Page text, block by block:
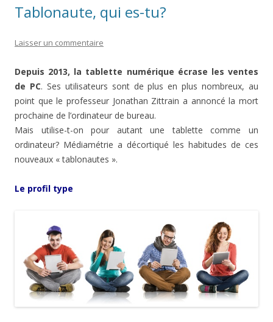
Tablonaute, qui es-tu?
Laisser un commentaire
Depuis 2013, la tablette numérique écrase les ventes
de PC. Ses utilisateurs sont de plus en plus nombreux, au
point que le professeur Jonathan Zittrain a annoncé la mort
prochaine de l’ordinateur de bureau.
Mais utilise-t-on pour autant une tablette comme un
ordinateur? Médiamétrie a décortiqué les habitudes de ces
nouveaux « tablonautes ».
Le profil type